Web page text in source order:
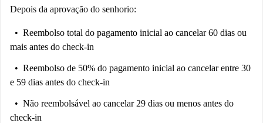
Depois da aprovação do senhorio:
Reembolso total do pagamento inicial ao cancelar 60 dias ou
mais antes do check-in
Reembolso de 50% do pagamento inicial ao cancelar entre 30
e 59 dias antes do check-in
Não reembolsável ao cancelar 29 dias ou menos antes do
check-in